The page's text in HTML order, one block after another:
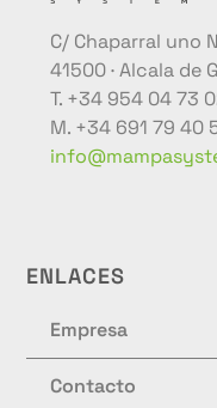
C/ Chaparral uno
41500 · Alcala de
T. +34 954 04 73
M. +34 691 79 40
ENLACES
Empresa
Contacto